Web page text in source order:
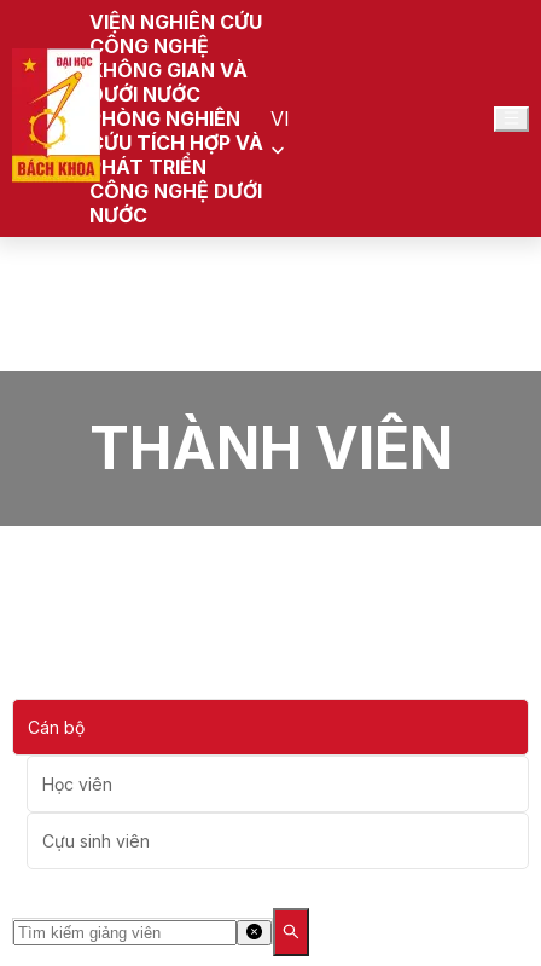
VIỆN NGHIÊN CỨU
CÔNG NGHỆ
KHÔNG GIAN VÀ
DƯỚI NƯỚC
PHÒNG NGHIÊN
CỨU TÍCH HỢP VÀ
PHÁT TRIỂN
CÔNG NGHỆ DƯỚI
NƯỚC
VI
THÀNH VIÊN
Cán bộ
Học viên
Cựu sinh viên